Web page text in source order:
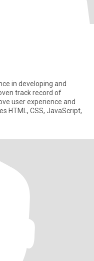
in developing and
track record of
user experience and
HTML, CSS, JavaScript,